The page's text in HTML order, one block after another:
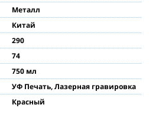
Металл
Китай
290
74
750 мл
УФ Печать, Лазерная гравировка
Красный